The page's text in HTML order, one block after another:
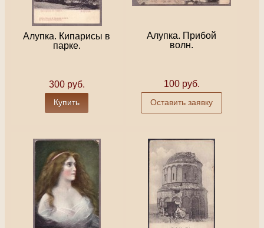
Алупка. Кипарисы в
парке.
300 руб.
Купить
Алупка. Прибой
волн.
100 руб.
Оставить заявку